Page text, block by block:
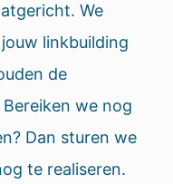
We
linkbuilding
de
we nog
Dan sturen we
te realiseren.